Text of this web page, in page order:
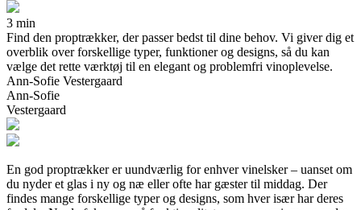
3 min
Find den proptrækker, der passer bedst til dine behov. Vi giver dig et
overblik over forskellige typer, funktioner og designs, så du kan
vælge det rette værktøj til en elegant og problemfri vinoplevelse.
Ann-Sofie Vestergaard
Ann-Sofie
Vestergaard
En god proptrækker er uundværlig for enhver vinelsker – uanset om
du nyder et glas i ny og næ eller ofte har gæster til middag. Der
findes mange forskellige typer og designs, som hver især har deres